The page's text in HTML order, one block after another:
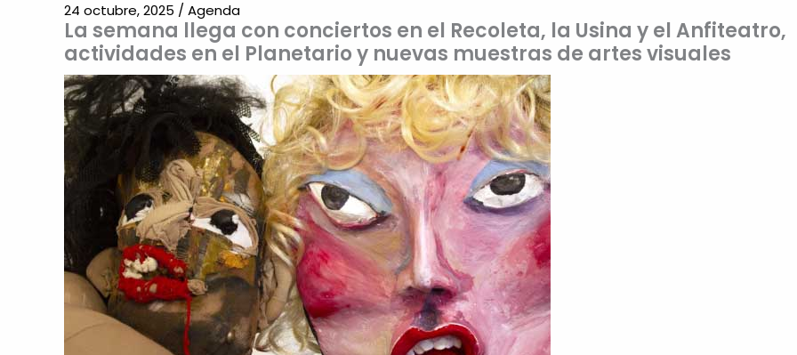
La semana llega con conciertos en el Recoleta, la Usina y el Anfiteatro,
actividades en el Planetario y nuevas muestras de artes visuales
24 octubre, 2025 / Agenda